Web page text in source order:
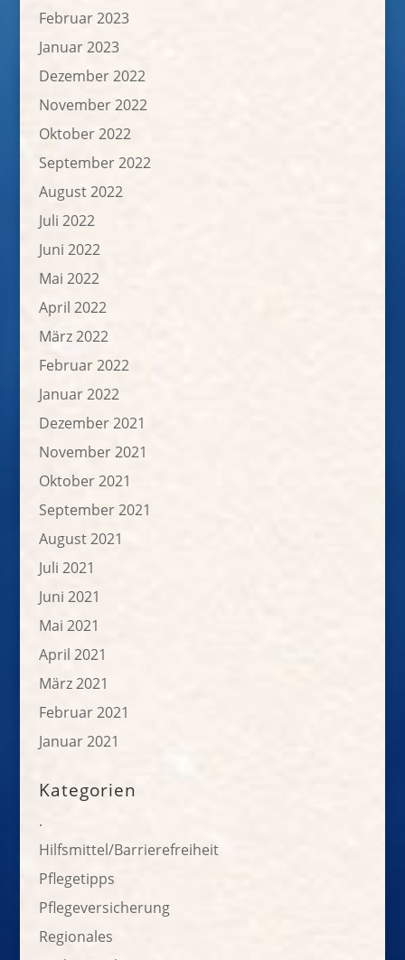
Februar 2023
Januar 2023
Dezember 2022
November 2022
Oktober 2022
September 2022
August 2022
Juli 2022
Juni 2022
Mai 2022
April 2022
März 2022
Februar 2022
Januar 2022
Dezember 2021
November 2021
Oktober 2021
September 2021
August 2021
Juli 2021
Juni 2021
Mai 2021
April 2021
März 2021
Februar 2021
Januar 2021
Kategorien
.
Hilfsmittel/Barrierefreiheit
Pflegetipps
Pflegeversicherung
Regionales